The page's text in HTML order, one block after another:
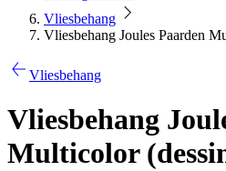
Vliesbehang
Vliesbehang Joules Paarden
Vliesbehang
Vliesbehang
Multicolor